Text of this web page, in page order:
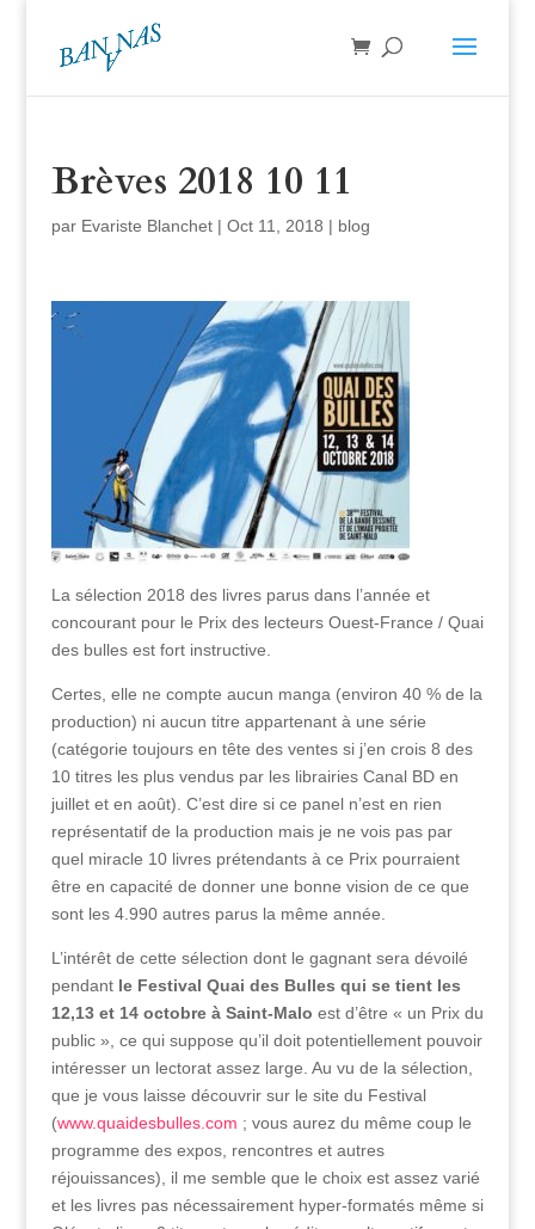
Brèves 2018 10 11
par Evariste Blanchet| Oct 11, 2018 | blog
La sélection 2018 des livres parus dans l’année et
concourant pour le Prix des lecteurs Ouest-France / Quai
des bulles est fort instructive.
Certes, elle ne compte aucun manga (environ 40 % de la
production) ni aucun titre appartenant à une série
(catégorie toujours en tête des ventes si j’en crois 8 des
10 titres les plus vendus par les librairies Canal BD en
juillet et en août). C’est dire si ce panel n’est en rien
représentatif de la production mais je ne vois pas par
quel miracle 10 livres prétendants à ce Prix pourraient
être en capacité de donner une bonne vision de ce que
sont les 4.990 autres parus la même année.
L’intérêt de cette sélection dont le gagnant sera dévoilé
pendant le Festival Quai des Bulles qui se tient les
12,13 et 14 octobre à Saint-Malo est d’être « un Prix du
public », ce qui suppose qu’il doit potentiellement pouvoir
intéresser un lectorat assez large. Au vu de la sélection,
que je vous laisse découvrir sur le site du Festival
(www.quaidesbulles.com ; vous aurez du même coup le
programme des expos, rencontres et autres
réjouissances), il me semble que le choix est assez varié
et les livres pas nécessairement hyper-formatés même si